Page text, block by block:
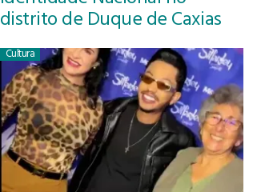
distrito de Duque de Caxias
Cultura